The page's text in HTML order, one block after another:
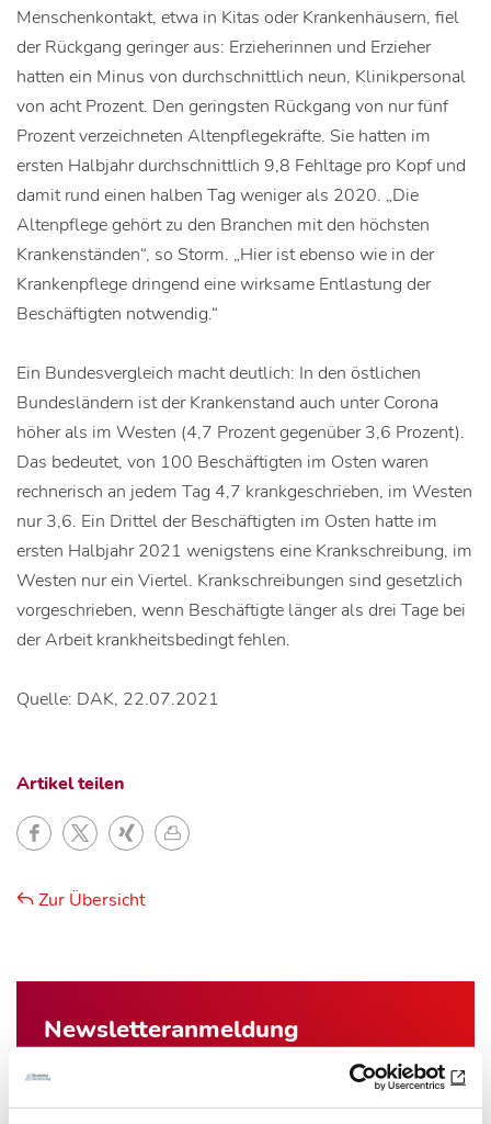
Newsletter­anmeldung
Bleiben Sie auf dem Laufenden. Der MT-Dialog-
Newsletter informiert Sie jede Woche kostenfrei
Menschenkontakt, etwa in Kitas oder Krankenhäusern, fiel
der Rückgang geringer aus: Erzieherinnen und Erzieher
hatten ein Minus von durchschnittlich neun, Klinikpersonal
von acht Prozent. Den geringsten Rückgang von nur fünf
Prozent verzeichneten Altenpflegekräfte. Sie hatten im
ersten Halbjahr durchschnittlich 9,8 Fehltage pro Kopf und
damit rund einen halben Tag weniger als 2020. „Die
Altenpflege gehört zu den Branchen mit den höchsten
Krankenständen“, so Storm. „Hier ist ebenso wie in der
Krankenpflege dringend eine wirksame Entlastung der
Beschäftigten notwendig.“
Ein Bundesvergleich macht deutlich: In den östlichen
Bundesländern ist der Krankenstand auch unter Corona
höher als im Westen (4,7 Prozent gegenüber 3,6 Prozent).
Das bedeutet, von 100 Beschäftigten im Osten waren
rechnerisch an jedem Tag 4,7 krankgeschrieben, im Westen
nur 3,6. Ein Drittel der Beschäftigten im Osten hatte im
ersten Halbjahr 2021 wenigstens eine Krankschreibung, im
Westen nur ein Viertel. Krankschreibungen sind gesetzlich
vorgeschrieben, wenn Beschäftigte länger als drei Tage bei
der Arbeit krankheitsbedingt fehlen.
Quelle: DAK, 22.07.2021
Artikel teilen
Zur Übersicht